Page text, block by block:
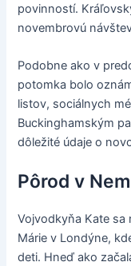
povinností.
novembrovú
Podobne ako v
potomka bolo
listov, sociálnych
Buckinghamským
dôležité údaje o
Pôrod v
Vojvodkyňa Kate
Márie v Londýne,
deti. Hneď ako